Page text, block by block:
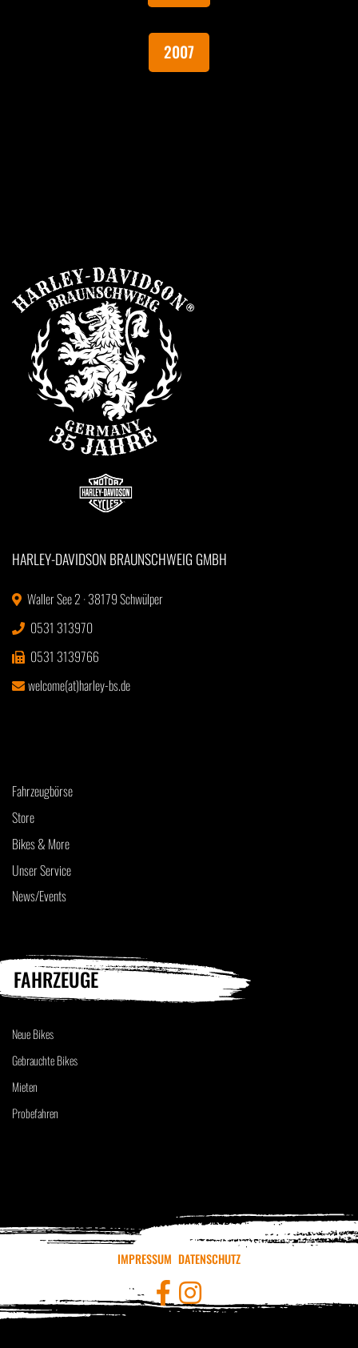
2007
HARLEY-DAVIDSON BRAUNSCHWEIG GMBH
Waller See 2 · 38179 Schwülper
0531 313970
0531 3139766
welcome(at)harley-bs.de
Fahrzeugbörse
Store
Bikes & More
Unser Service
News/Events
FAHRZEUGE
Neue Bikes
Gebrauchte Bikes
Mieten
Probefahren
IMPRESSUM DATENSCHUTZ